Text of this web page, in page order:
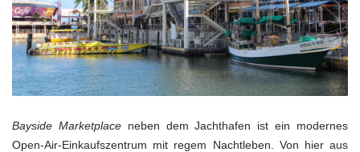
Bayside Marketplaceneben dem Jachthafen ist ein modernes
Open-Air-Einkaufszentrum mit regem Nachtleben. Von hier aus